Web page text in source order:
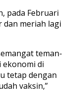
pada Februari
dan meriah lagi
teman-
ekonomi di
tetap dengan
vaksin,”